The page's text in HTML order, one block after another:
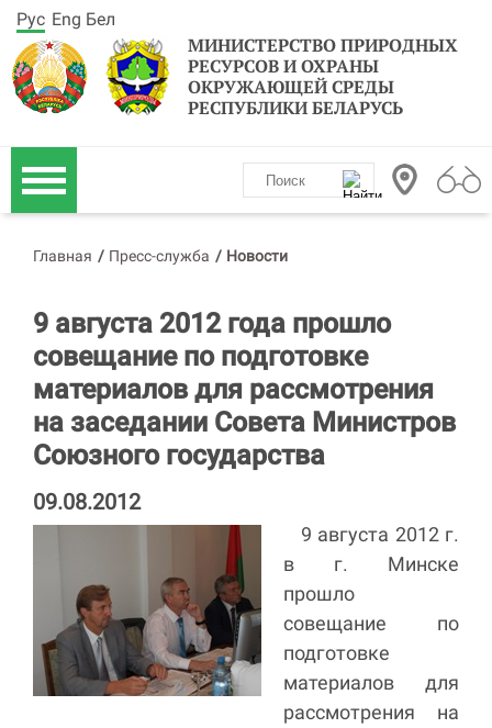
МИНИСТЕРСТВО ПРИРОДНЫХ
РЕСУРСОВ И ОХРАНЫ
ОКРУЖАЮЩЕЙ СРЕДЫ
РЕСПУБЛИКИ БЕЛАРУСЬ
Рус Eng Бел
Главная / Пресс-служба / Новости
9 августа 2012 года прошло
совещание по подготовке
материалов для рассмотрения
на заседании Совета Министров
Союзного государства
09.08.2012
9 августа 2012 г.
в г. Минске
прошло
совещание по
подготовке
материалов для
рассмотрения на